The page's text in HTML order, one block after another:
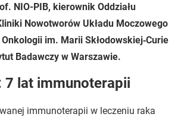
NIO-PIB, kierownik Oddziału
Nowotworów Układu Moczowego
im. Marii Skłodowskiej‑Curie
Badawczy w Warszawie.
7 lat immunoterapii
immunoterapii w leczeniu raka